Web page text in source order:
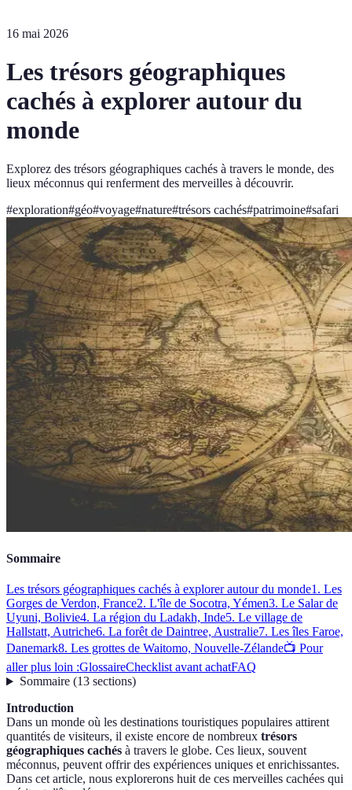
16 mai 2026
Les trésors géographiques
cachés à explorer autour du
monde
Explorez des trésors géographiques cachés à travers le monde, des
lieux méconnus qui renferment des merveilles à découvrir.
#exploration#géo#voyage#nature#trésors cachés#patrimoine#safari
Sommaire
Les trésors géographiques cachés à explorer autour du monde1. Les
Gorges de Verdon, France2. L'île de Socotra, Yémen3. Le Salar de
Uyuni, Bolivie4. La région du Ladakh, Inde5. Le village de
Hallstatt, Autriche6. La forêt de Daintree, Australie7. Les îles Faroe,
Danemark8. Les grottes de Waitomo, Nouvelle-Zélande📺 Pour
aller plus loin :GlossaireChecklist avant achatFAQ
Sommaire(13 sections)
Introduction
Dans un monde où les destinations touristiques populaires attirent
quantités de visiteurs, il existe encore de nombreux trésors
géographiques cachés à travers le globe. Ces lieux, souvent
méconnus, peuvent offrir des expériences uniques et enrichissantes.
Dans cet article, nous explorerons huit de ces merveilles cachées qui